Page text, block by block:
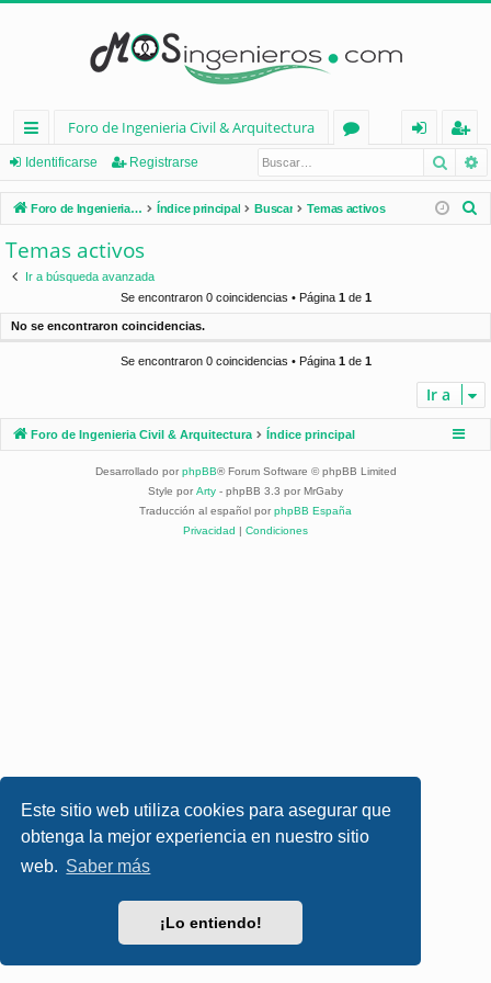
Este sitio web utiliza cookies para asegurar que
obtenga la mejor experiencia en nuestro sitio
web. Saber más
¡Lo entiendo!
nl
ac
es
rá
d
Foro de Ingenieria Civil & Arquitectura
os
nt
ifi
eg
ist
ra
Identificarse Registrarse
Foro de Ingenieria Civil & Arquitectura Índice principal Buscar Temas activos
Temas activos
Ir a búsqueda avanzada
Se encontraron 0 coincidencias • Página 1de 1
No se encontraron coincidencias.
Se encontraron 0 coincidencias • Página 1de 1
Ir a
Foro de Ingenieria Civil & Arquitectura Índice principal
Desarrollado por phpBB® Forum Software © phpBB Limited
Style por Arty - phpBB 3.3 por MrGaby
Traducción al español por phpBB España
Privacidad | Condiciones